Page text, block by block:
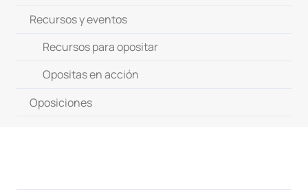
Recursos y eventos
Recursos para opositar
Opositas en acción
Oposiciones